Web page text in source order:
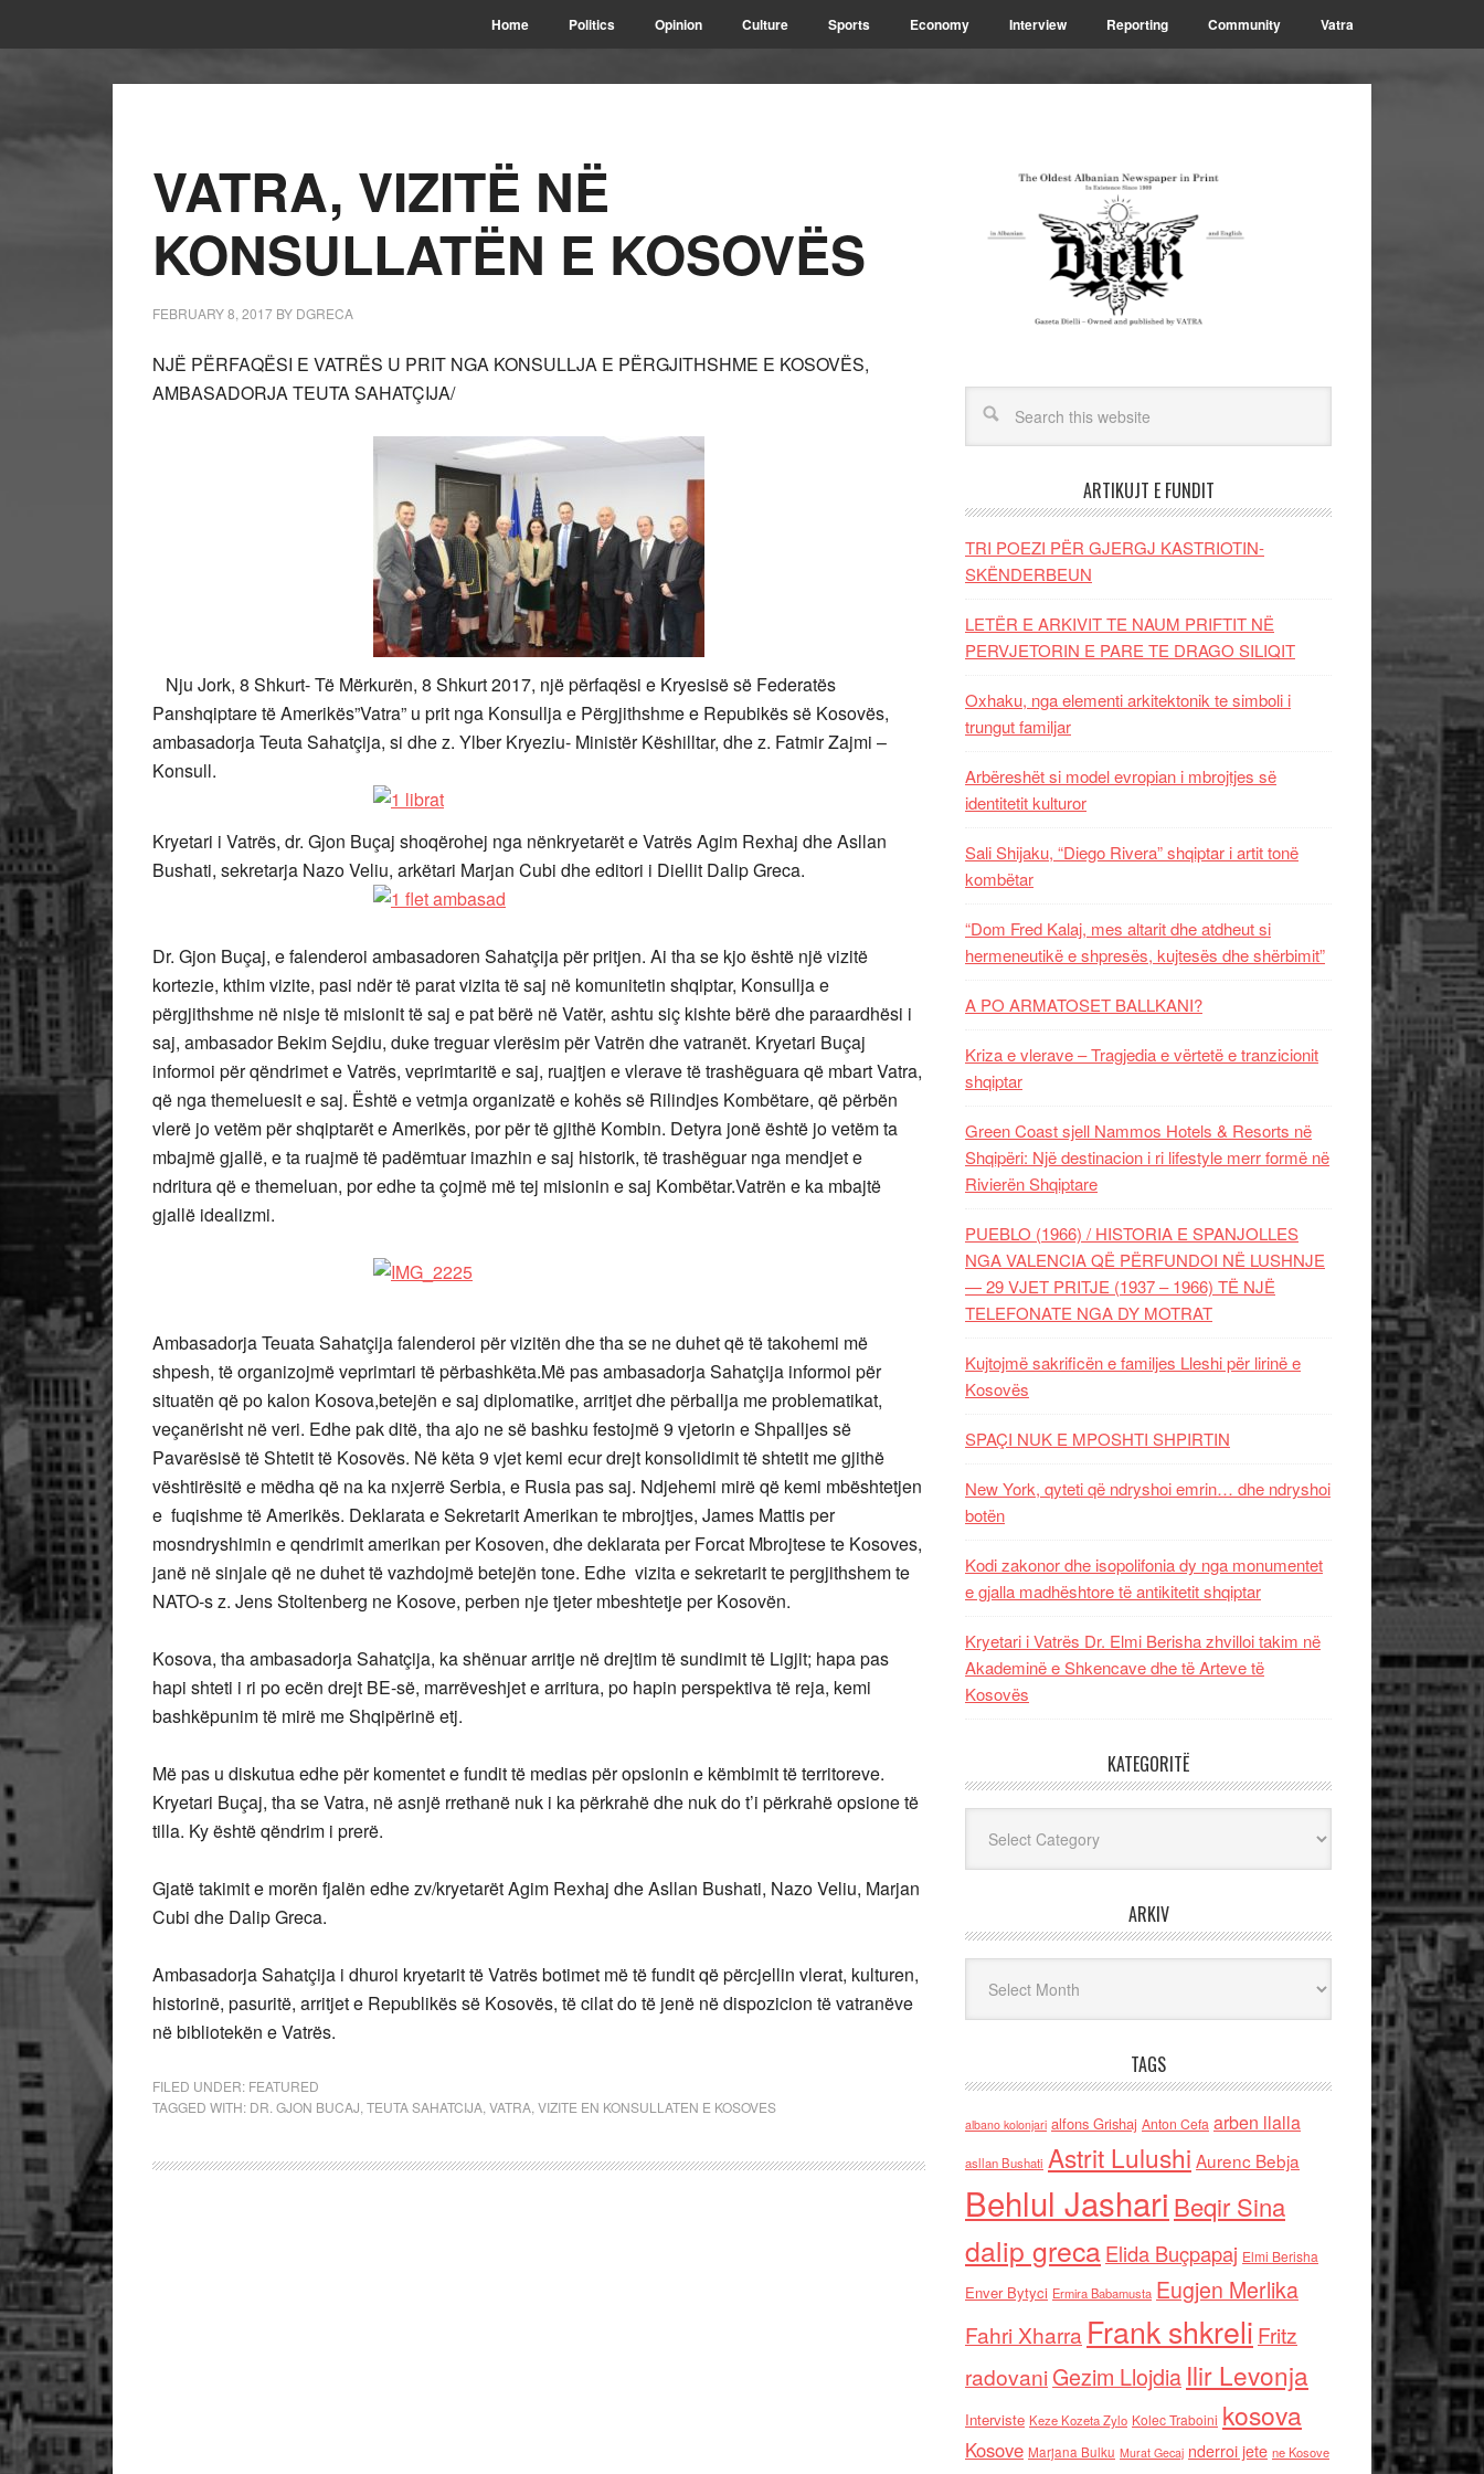
Home Politics Opinion Culture Sports Economy Interview Reporting Community Vatra
VATRA, VIZITË NË
KONSULLATËN E KOSOVËS
FEBRUARY 8, 2017 BY DGRECA
NJË PËRFAQËSI E VATRËS U PRIT NGA KONSULLJA E PËRGJITHSHME E KOSOVËS,
AMBASADORJA TEUTA SAHATÇIJA/
Nju Jork, 8 Shkurt- Të Mërkurën, 8 Shkurt 2017, një përfaqësi e Kryesisë së Federatës
Panshqiptare të Amerikës”Vatra” u prit nga Konsullja e Përgjithshme e Repubikës së Kosovës,
ambasadorja Teuta Sahatçija, si dhe z. Ylber Kryeziu- Ministër Këshilltar, dhe z. Fatmir Zajmi –
Konsull.
Kryetari i Vatrës, dr. Gjon Buçaj shoqërohej nga nënkryetarët e Vatrës Agim Rexhaj dhe Asllan
Bushati, sekretarja Nazo Veliu, arkëtari Marjan Cubi dhe editori i Diellit Dalip Greca.
Dr. Gjon Buçaj, e falenderoi ambasadoren Sahatçija për pritjen. Ai tha se kjo është një vizitë
kortezie, kthim vizite, pasi ndër të parat vizita të saj në komunitetin shqiptar, Konsullja e
përgjithshme në nisje të misionit të saj e pat bërë në Vatër, ashtu siç kishte bërë dhe paraardhësi i
saj, ambasador Bekim Sejdiu, duke treguar vlerësim për Vatrën dhe vatranët. Kryetari Buçaj
informoi për qëndrimet e Vatrës, veprimtaritë e saj, ruajtjen e vlerave të trashëguara që mbart Vatra,
që nga themeluesit e saj. Është e vetmja organizatë e kohës së Rilindjes Kombëtare, që përbën
vlerë jo vetëm për shqiptarët e Amerikës, por për të gjithë Kombin. Detyra jonë është jo vetëm ta
mbajmë gjallë, e ta ruajmë të padëmtuar imazhin e saj historik, të trashëguar nga mendjet e
ndritura që e themeluan, por edhe ta çojmë më tej misionin e saj Kombëtar.Vatrën e ka mbajtë
gjallë idealizmi.
Ambasadorja Teuata Sahatçija falenderoi për vizitën dhe tha se ne duhet që të takohemi më
shpesh, të organizojmë veprimtari të përbashkëta.Më pas ambasadorja Sahatçija informoi për
situatën që po kalon Kosova,betejën e saj diplomatike, arritjet dhe përballja me problematikat,
veçanërisht në veri. Edhe pak ditë, tha ajo ne së bashku festojmë 9 vjetorin e Shpalljes së
Pavarësisë të Shtetit të Kosovës. Në këta 9 vjet kemi ecur drejt konsolidimit të shtetit me gjithë
vështirësitë e mëdha që na ka nxjerrë Serbia, e Rusia pas saj. Ndjehemi mirë që kemi mbështetjen
e fuqishme të Amerikës. Deklarata e Sekretarit Amerikan te mbrojtjes, James Mattis per
mosndryshimin e qendrimit amerikan per Kosoven, dhe deklarata per Forcat Mbrojtese te Kosoves,
janë në sinjale që ne duhet të vazhdojmë betejën tone. Edhe vizita e sekretarit te pergjithshem te
NATO-s z. Jens Stoltenberg ne Kosove, perben nje tjeter mbeshtetje per Kosovën.
Kosova, tha ambasadorja Sahatçija, ka shënuar arritje në drejtim të sundimit të Ligjit; hapa pas
hapi shteti i ri po ecën drejt BE-së, marrëveshjet e arritura, po hapin perspektiva të reja, kemi
bashkëpunim të mirë me Shqipërinë etj.
Më pas u diskutua edhe për komentet e fundit të medias për opsionin e këmbimit të territoreve.
Kryetari Buçaj, tha se Vatra, në asnjë rrethanë nuk i ka përkrahë dhe nuk do t’i përkrahë opsione të
tilla. Ky është qëndrim i prerë.
Gjatë takimit e morën fjalën edhe zv/kryetarët Agim Rexhaj dhe Asllan Bushati, Nazo Veliu, Marjan
Cubi dhe Dalip Greca.
Ambasadorja Sahatçija i dhuroi kryetarit të Vatrës botimet më të fundit që përcjellin vlerat, kulturen,
historinë, pasuritë, arritjet e Republikës së Kosovës, të cilat do të jenë në dispozicion të vatranëve
në bibliotekën e Vatrës.
FILED UNDER: FEATURED
TAGGED WITH: DR. GJON BUCAJ TEUTA SAHATCIJA VATRA VIZITE EN KONSULLATEN E KOSOVES
ARTIKUJT E FUNDIT
TRI POEZI PËR GJERGJ KASTRIOTIN-
SKËNDERBEUN
LETËR E ARKIVIT TE NAUM PRIFTIT NË
PERVJETORIN E PARE TE DRAGO SILIQIT
Oxhaku, nga elementi arkitektonik te simboli i
trungut familjar
Arbëreshët si model evropian i mbrojtjes së
identitetit kulturor
Sali Shijaku, “Diego Rivera” shqiptar i artit tonë
kombëtar
“Dom Fred Kalaj, mes altarit dhe atdheut si
hermeneutikë e shpresës, kujtesës dhe shërbimit”
A PO ARMATOSET BALLKANI?
Kriza e vlerave – Tragjedia e vërtetë e tranzicionit
shqiptar
Green Coast sjell Nammos Hotels & Resorts në
Shqipëri: Një destinacion i ri lifestyle merr formë në
Rivierën Shqiptare
PUEBLO (1966) / HISTORIA E SPANJOLLES
NGA VALENCIA QË PËRFUNDOI NË LUSHNJE
— 29 VJET PRITJE (1937 – 1966) TË NJË
TELEFONATE NGA DY MOTRAT
Kujtojmë sakrificën e familjes Lleshi për lirinë e
Kosovës
SPAÇI NUK E MPOSHTI SHPIRTIN
New York, qyteti që ndryshoi emrin… dhe ndryshoi
botën
Kodi zakonor dhe isopolifonia dy nga monumentet
e gjalla madhështore të antikitetit shqiptar
Kryetari i Vatrës Dr. Elmi Berisha zhvilloi takim në
Akademinë e Shkencave dhe të Arteve të
Kosovës
KATEGORITË
ARKIV
TAGS
albano kolonjari alfons Grishaj Anton Cefa arben llalla
asllan Bushati Astrit Lulushi Aurenc Bebja
Behlul Jashari Beqir Sina
dalip grecaElida Buçpapaj Elmi Berisha
Enver Bytyci Ermira Babamusta Eugjen Merlika
Fahri Xharra Frank shkreli Fritz
radovaniGezim Llojdia Ilir Levonja
Interviste Keze Kozeta Zylo Kolec Traboini kosova
Kosove Marjana Bulku Murat Gecaj nderroi jete ne Kosove